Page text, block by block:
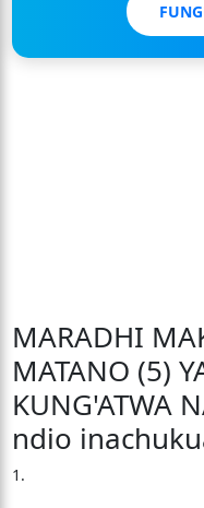
MARADHI
MATANO (5)
KUNG'ATWA
ndio
1.